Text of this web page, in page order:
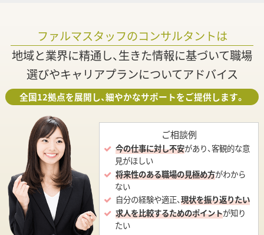
ファルマスタッフのコンサルタントは
地域と業界に精通し、生きた情報に基づいて職場
選びやキャリアプランについてアドバイス
全国12拠点を展開し、細やかなサポートをご提供します。
ご相談例
今の仕事に対し不安があり、客観的な意
見がほしい
将来性のある職場の見極め方がわから
ない
自分の経験や適正、現状を振り返りたい
求人を比較するためのポイントが知り
たい